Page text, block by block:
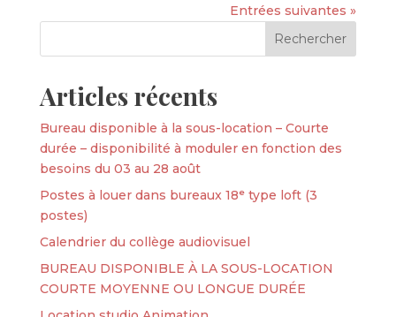
Entrées suivantes »
Articles récents
Bureau disponible à la sous-location – Courte
durée – disponibilité à moduler en fonction des
besoins du 03 au 28 août
Postes à louer dans bureaux 18ᵉ type loft (3
postes)
Calendrier du collège audiovisuel
BUREAU DISPONIBLE À LA SOUS-LOCATION
COURTE MOYENNE OU LONGUE DURÉE